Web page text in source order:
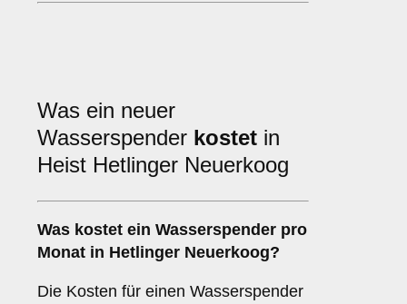
Was ein neuer
Wasserspender kostet in
Heist Hetlinger Neuerkoog
Was kostet ein Wasserspender pro
Monat in Hetlinger Neuerkoog?
Die Kosten für einen Wasserspender